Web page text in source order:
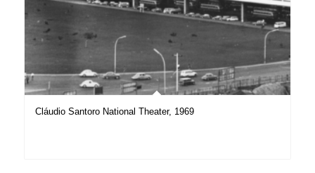
Cláudio Santoro National Theater, 1969